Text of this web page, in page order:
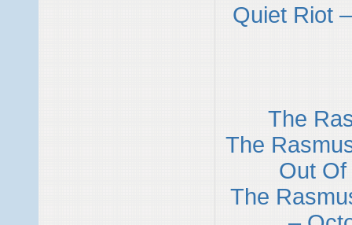
Quiet Riot
The
The
Out
The